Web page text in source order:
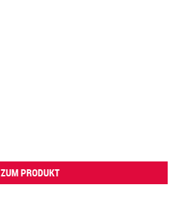
ZUM PRODUKT